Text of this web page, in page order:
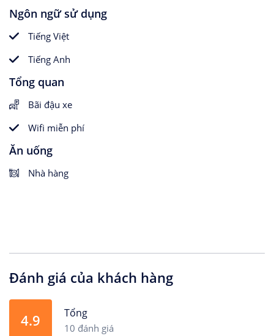
Ngôn ngữ sử dụng
Tiếng Việt
Tiếng Anh
Tổng quan
Bãi đậu xe
Wifi miễn phí
Ăn uống
Nhà hàng
Đánh giá của khách hàng
4.9 Tổng
10 đánh giá